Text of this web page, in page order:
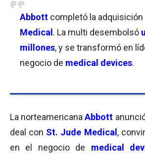
Abbott completó la adquisición
Medical . La multi desembolsó
millones, y se transformó en
negocio de medical devices.
La norteamericanaAbbott
deal con St. Jude Medical ,
en el negocio de medical